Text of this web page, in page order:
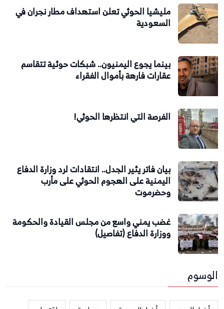
مليشيا الحوثي تعلن استهداف مطار نجران في
السعودية
بينما يجوع اليمنيون.. شبكات حوثية تتقاسم
عقارات فارهة بأموال الفقراء
الفرصة التي انتظرها الحوثي!
بيان فاتر يثير الجدل.. انتقادات لرد وزارة الدفاع
اليمنية على الهجوم الحوثي على مأرب
وحضرموت
غضب يمني واسع من مجلس القيادة والحكومة
ووزارة الدفاع (تفاصيل)
الوسوم